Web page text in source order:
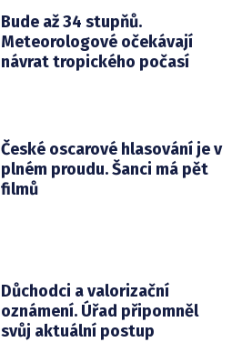
Bude až 34 stupňů.
Meteorologové očekávají
návrat tropického počasí
České oscarové hlasování je v
plném proudu. Šanci má pět
filmů
Důchodci a valorizační
oznámení. Úřad připomněl
svůj aktuální postup